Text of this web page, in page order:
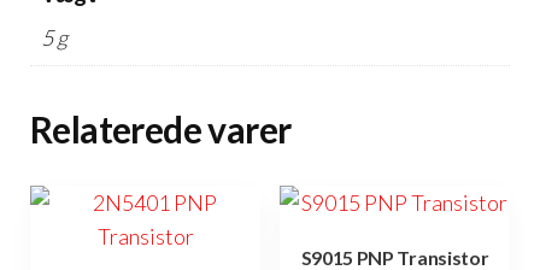
5 g
Relaterede varer
S9015 PNP Transistor